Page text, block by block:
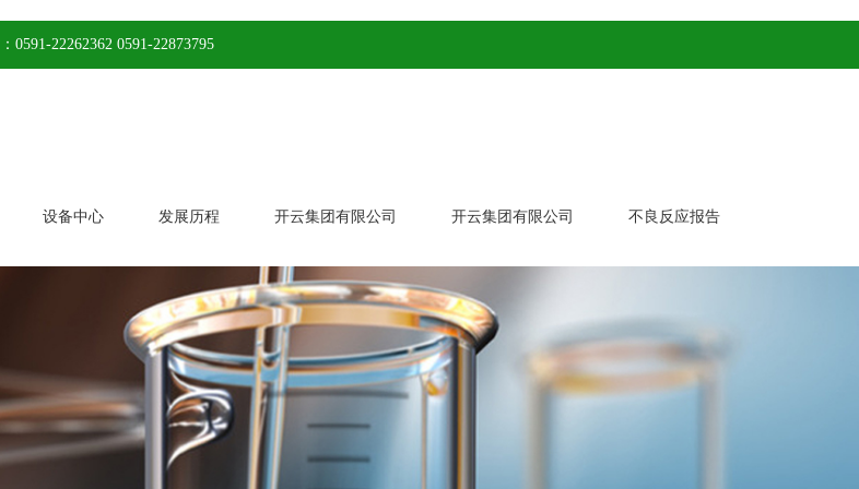
0591-22262362 0591-22873795
设备中心 发展历程 开云集团有限公司 开云集团有限公司 不良反应报告